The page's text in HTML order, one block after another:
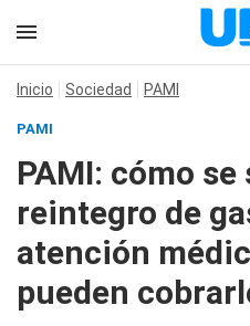
Inicio Sociedad PAMI
PAMI
PAMI: cómo
reintegro de
atención
pueden